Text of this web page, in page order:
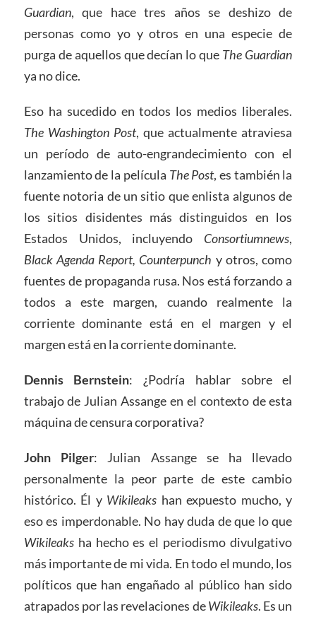
Guardian, que hace tres años se deshizo de
personas como yo y otros en una especie de
purga de aquellos que decían lo que The Guardian
ya no dice.
Eso ha sucedido en todos los medios liberales.
The Washington Post, que actualmente atraviesa
un período de auto-engrandecimiento con el
lanzamiento de la película The Post, es también la
fuente notoria de un sitio que enlista algunos de
los sitios disidentes más distinguidos en los
Estados Unidos, incluyendo Consortiumnews,
Black Agenda Report, Counterpunch y otros, como
fuentes de propaganda rusa. Nos está forzando a
todos a este margen, cuando realmente la
corriente dominante está en el margen y el
margen está en la corriente dominante.
Dennis Bernstein: ¿Podría hablar sobre el
trabajo de Julian Assange en el contexto de esta
máquina de censura corporativa?
John Pilger: Julian Assange se ha llevado
personalmente la peor parte de este cambio
histórico. Él y Wikileaks han expuesto mucho, y
eso es imperdonable. No hay duda de que lo que
Wikileaksha hecho es el periodismo divulgativo
más importante de mi vida. En todo el mundo, los
políticos que han engañado al público han sido
atrapados por las revelaciones deWikileaks. Es un